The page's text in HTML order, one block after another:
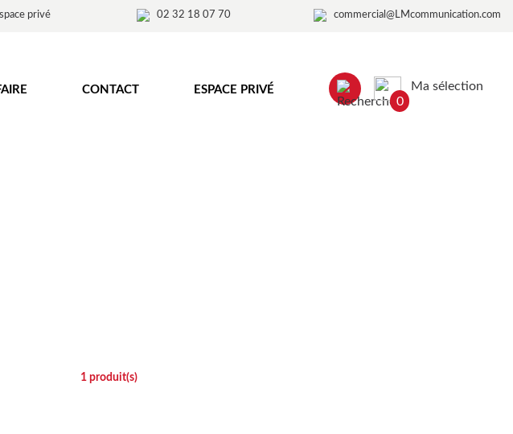
privé 02 32 18 07 70 commercial@LMcommunication.com
CONTACT ESPACE PRIVÉ
0
Ma sélection
1produit(s)